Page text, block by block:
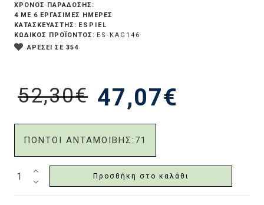
47,07€
52,30€
ΠΟΝΤΟΙ ΑΝΤΑΜΟΙΒΗΣ: 71
ΧΡΟΝΟΣ ΠΑΡΑΔΟΣΗΣ:
4 ΜΕ 6 ΕΡΓΆΣΙΜΕΣ ΗΜΈΡΕΣ
ΚΑΤΑΣΚΕΥΑΣΤΗΣ: ESPIEL
ΚΩΔΙΚΟΣ ΠΡΟΪΟΝΤΟΣ: ES-KAG146
ΑΡΕΣΕΙ ΣΕ 354
Προσθήκη στο καλάθι